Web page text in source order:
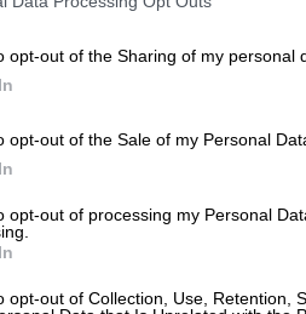
opt-out of the Sharing of my personal
opt-out of the Sale of my Personal
opt-out of processing my Personal
opt-out of Collection, Use, Retention,
του Λευκού Οίκου. Δεν
για ένα πολύ δύσκολο
Θα μπουν ανάμεσα